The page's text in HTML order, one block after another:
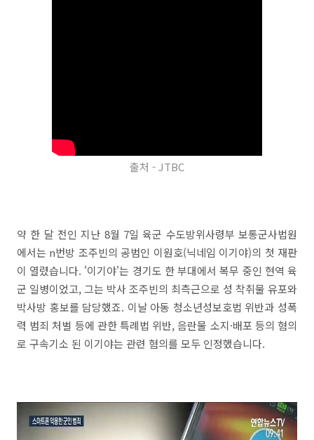
출처 - JTBC
약 한 달 전인 지난 8월 7일 육군 수도방위사령부 보통군사법원
에서는 n번방 조주빈의 공범인 이원호(닉네임 이기야)의 첫 재판
이 열렸습니다. '이기야'는 경기도 한 부대에서 복무 중인 현역 육
군 일병이었고, 그는 박사 조주빈의 최측근으로 성 착취물 유포와
박사방 홍보를 담당했죠. 이날 아동 청소년성보호법 위반과 성폭
력 범죄 처벌 등에 관한 특례법 위반, 음란물 소지·배포 등의 혐의
로 구속기소 된 이기야는 관련 혐의를 모두 인정했습니다.